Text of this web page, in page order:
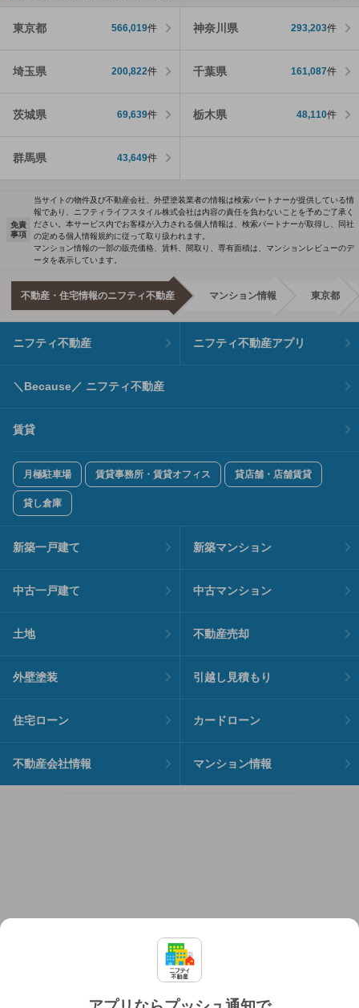
東京都 566,019件 神奈川県 293,203件
埼玉県 200,822件 千葉県 161,087件
茨城県 69,639件 栃木県 48,110件
群馬県 43,649件
免責
事項
当サイトの物件及び不動産会社、外壁塗装業者の情報は検索パートナーが提供している情
報であり、ニフティライフスタイル株式会社は内容の責任を負わないことを予めご了承く
ださい。本サービス内でお客様が入力される個人情報は、検索パートナーが取得し、同社
の定める個人情報規約に従って取り扱われます。
マンション情報の一部の販売価格、賃料、間取り、専有面積は、マンションレビューのデ
ータを表示しています。
不動産・住宅情報のニフティ不動産 マンション情報 東京都
ニフティ不動産 ニフティ不動産アプリ
＼Because／ ニフティ不動産
賃貸
月極駐車場 賃貸事務所・賃貸オフィス 貸店舗・店舗賃貸
貸し倉庫
新築一戸建て 新築マンション
中古一戸建て 中古マンション
土地 不動産売却
外壁塗装 引越し見積もり
住宅ローン カードローン
不動産会社情報 マンション情報